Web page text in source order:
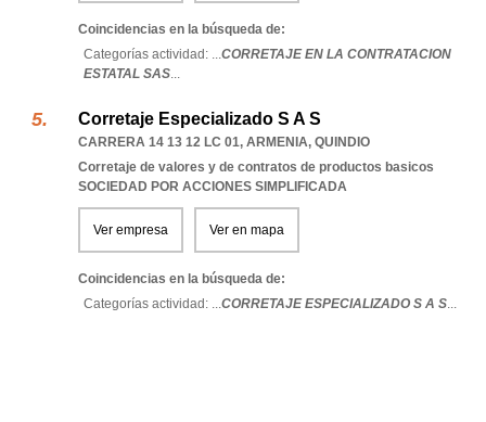
Coincidencias en la búsqueda de:
Categorías actividad: ...CORRETAJE EN LA CONTRATACION
ESTATAL SAS...
Corretaje Especializado S A S
CARRERA 14 13 12 LC 01, ARMENIA, QUINDIO
Corretaje de valores y de contratos de productos basicos
SOCIEDAD POR ACCIONES SIMPLIFICADA
Ver empresa Ver en mapa
Coincidencias en la búsqueda de:
Categorías actividad: ...CORRETAJE ESPECIALIZADO S A S...